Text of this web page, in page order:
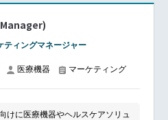
引き合い創出
物像―――――
ている方
ティングマネージャー
医療機器 マーケティング
けに医療機器やヘルスケアソリュ